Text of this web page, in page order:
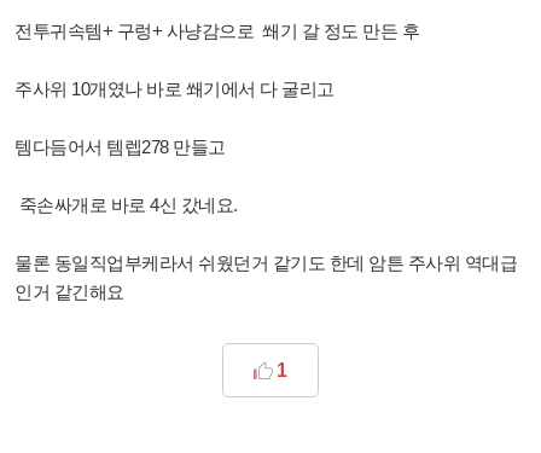
전투귀속템+ 구렁+ 사냥감으로 쐐기 갈 정도 만든 후
주사위 10개였나 바로 쐐기에서 다 굴리고
템다듬어서 템렙278 만들고
죽손싸개로 바로 4신 갔네요.
물론 동일직업부케라서 쉬웠던거 같기도 한데 암튼 주사위 역대급
인거 같긴해요
1